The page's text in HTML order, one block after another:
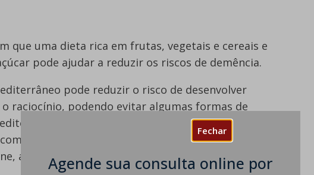
Fechar
Agende sua consulta online por
que uma dieta rica em frutas, vegetais e cereais e
pode ajudar a reduzir os riscos de demência.
pode reduzir o risco de desenvolver
raciocínio, podendo evitar algumas formas de
são tradicionalmente ricas em frutas,
consumo moderado de peixes oleosos e
açúcar e gordura saturada.